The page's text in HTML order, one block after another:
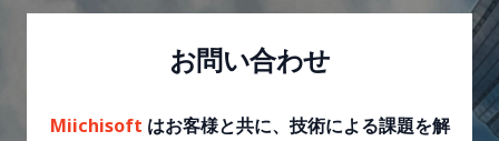
お問い合わせ
Miichisoft はお客様と共に、技術による課題を解